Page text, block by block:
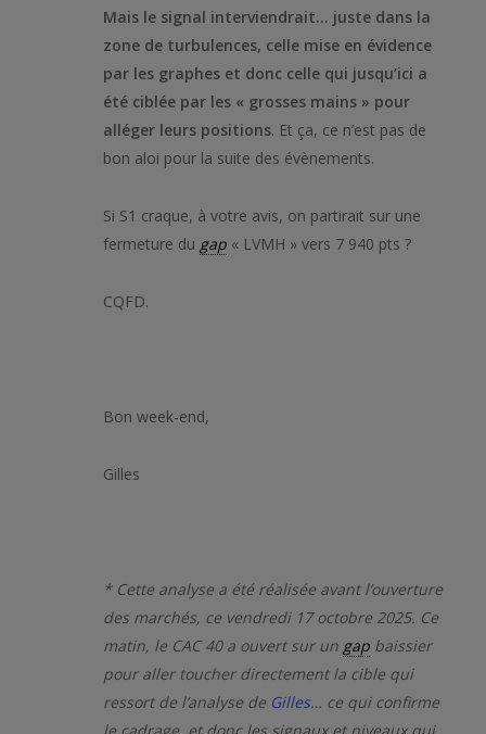
Mais le signal interviendrait… juste dans la
zone de turbulences, celle mise en évidence
par les graphes et donc celle qui jusqu’ici a
été ciblée par les « grosses mains » pour
alléger leurs positions. Et ça, ce n’est pas de
bon aloi pour la suite des évènements.
Si S1 craque, à votre avis, on partirait sur une
fermeture du gap « LVMH » vers 7 940 pts ?
CQFD.
Bon week-end,
Gilles
* Cette analyse a été réalisée avant l’ouverture
des marchés, ce vendredi 17 octobre 2025. Ce
matin, le CAC 40 a ouvert sur un gap baissier
pour aller toucher directement la cible qui
ressort de l’analyse de Gilles… ce qui confirme